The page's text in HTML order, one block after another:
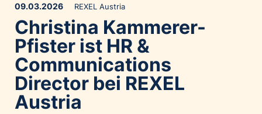
Palfinger AG
Polestar
REXEL Austria
Starbucks
Superbrands Austria
Tante Fanny
09.03.2026 REXEL Austria
Christina Kammerer-
Pfister ist HR &
Communications
Director bei REXEL
Austria